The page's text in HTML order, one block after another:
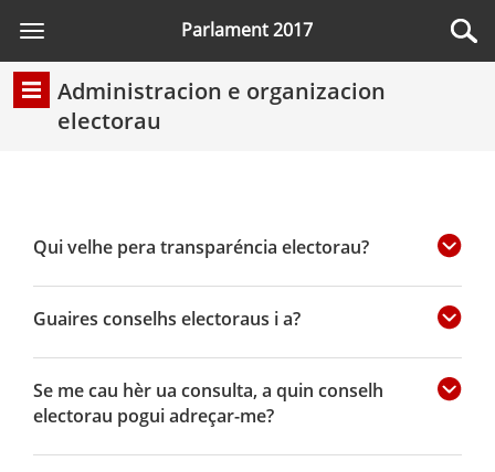
Toggle
navigation
Parlament 2017
Administracion e organizacion
electorau
Qui velhe pera transparéncia electorau?
Guaires conselhs electoraus i a?
Se me cau hèr ua consulta, a quin conselh
electorau pogui adreçar-me?